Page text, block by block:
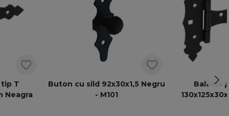
tip T
Neagra
Buton cu sild 92x30x1,5 Negru
- M101
Balama